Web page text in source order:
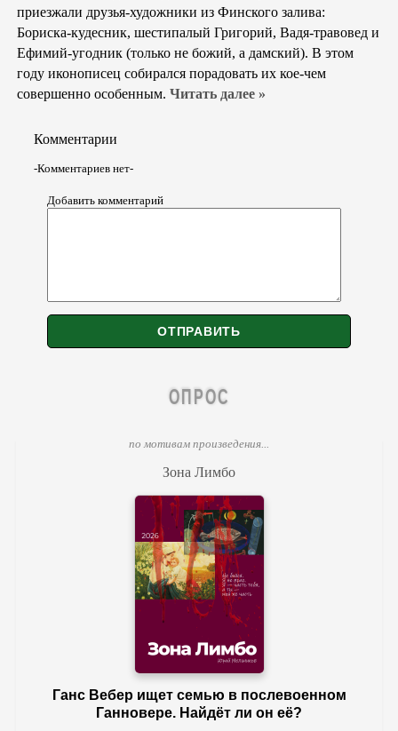
приезжали друзья-художники из Финского залива:
Бориска-кудесник, шестипалый Григорий, Вадя-травовед и
Ефимий-угодник (только не божий, а дамский). В этом
году иконописец собирался порадовать их кое-чем
совершенно особенным. Читать далее »
Комментарии
-Комментариев нет-
Добавить комментарий
ОПРОС
по мотивам произведения...
Зона Лимбо
Ганс Вебер ищет семью в послевоенном
Ганновере. Найдёт ли он её?